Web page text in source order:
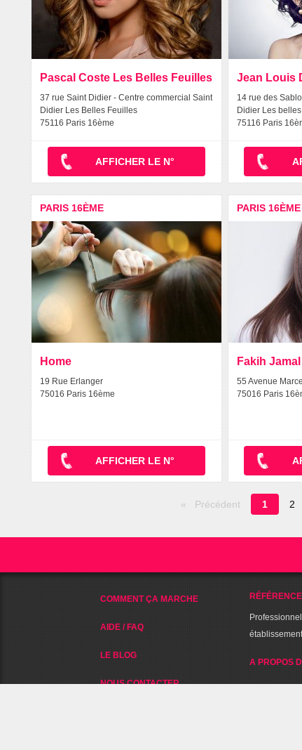
Pascal Coste Les Belles Feuilles
37 rue Saint Didier - Centre commercial Saint
Didier Les Belles Feuilles
75116 Paris 16ème
AFFICHER LE N°
Jean Louis
14 rue des
Didier Les
75116 Paris
PARIS 16ÈME
Home
19 Rue Erlanger
75016 Paris 16ème
AFFICHER LE N°
PARIS 16ÈME
Fakih Jamal
55 Avenue
75016 Paris
Précédent
Page
en
1 2
COMMENT ÇA MARCHE
AIDE / FAQ
LE BLOG
NOUS CONTACTER
A PROPOS